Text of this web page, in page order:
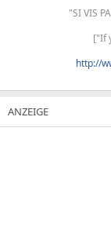
"SI VIS
["If
http://